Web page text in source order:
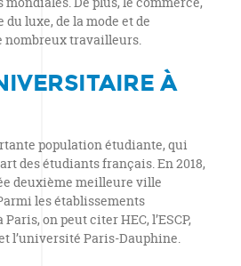
luxe, de la mode et de
nombreux travailleurs.
À
population étudiante, qui
des étudiants français. En 2018,
deuxième meilleure ville
les établissements
on peut citer HEC, l’ESCP,
et l’université Paris-Dauphine.